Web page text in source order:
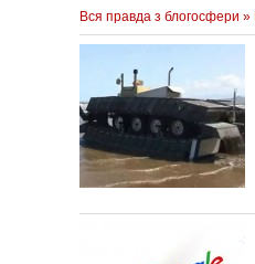
Вся правда з блогосфери »